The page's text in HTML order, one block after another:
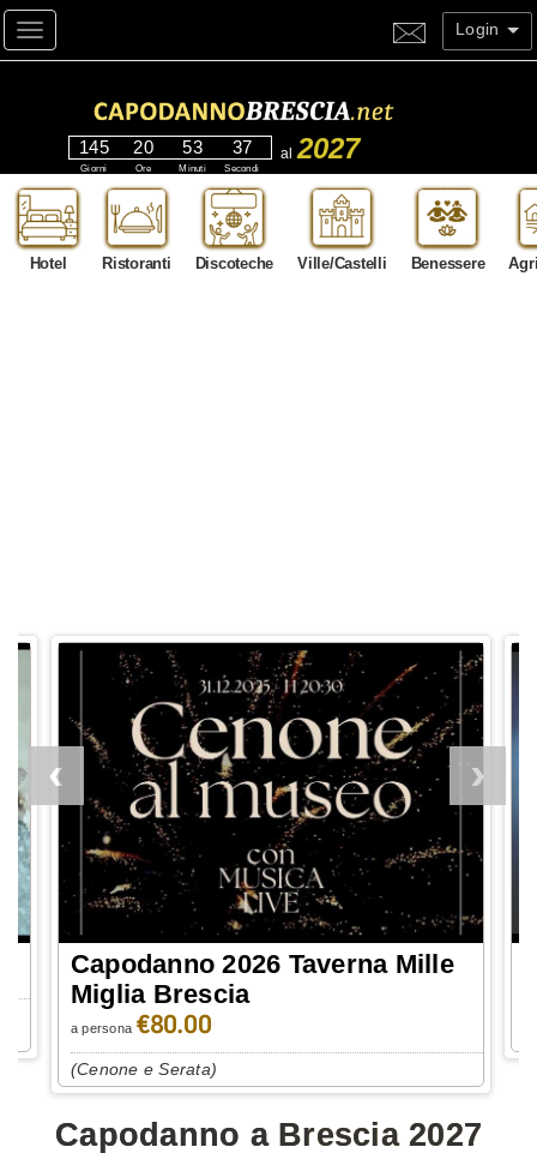
Toggle navigation Login
145
Giorni
20
Ore
53
Minuti
35
Secondi
al 2027
Hotel Ristoranti Discoteche Ville/Castelli Benessere
Capodanno 2026 Taverna Mille
Miglia Brescia
a persona €80.00
(Cenone e Serata)
Capodanno a Brescia 2027